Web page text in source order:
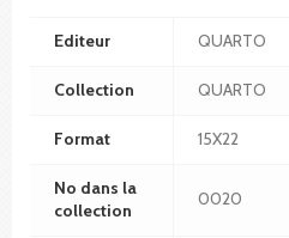
Editeur QUARTO
Collection QUARTO
Format 15X22
No dans la
collection
0020